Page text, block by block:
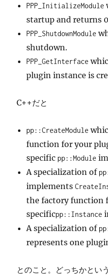
PPP_InitializeModule
startup and returns
PPP_ShutdownModule
shutdown.
PPP_GetInterface
plugin instance is
C++だと
pp::CreateModule
function for your
specific pp::Module
A specialization of
implements
the factory function
specificpp::Instance
A specialization of
represents one
とのこと。どっちかとい